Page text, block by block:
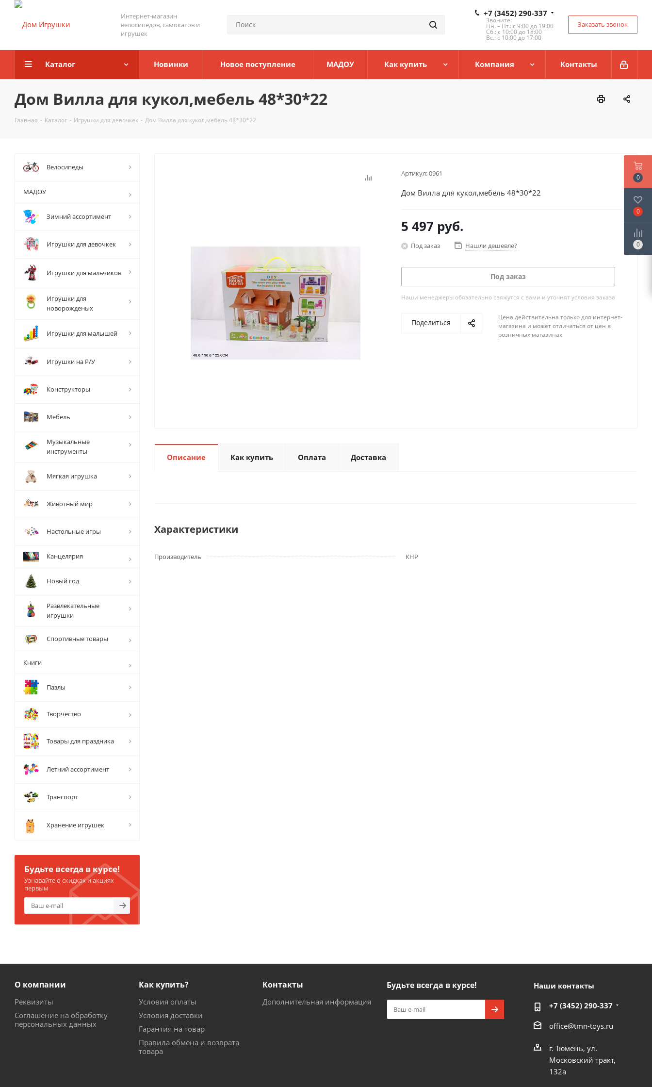
Интернет-магазин
велосипедов, самокатов и
игрушек
+7 (3452) 290-337
Звоните:
Пн. – Пт.: с 9:00 до 19:00
Сб.: с 10:00 до 18:00
Вс.: с 10:00 до 17:00
Заказать звонок
Каталог Новинки Новое поступление МАДОУ Как купить Компания Контакты
Дом Вилла для кукол,мебель 48*30*22
Главная - Каталог - Игрушки для девочкек - Дом Вилла для кукол,мебель 48*30*22
Артикул:0961
Дом Вилла для кукол,мебель 48*30*22
5 497 руб.
Под заказ Нашли дешевле?
Под заказ
Наши менеджеры обязательно свяжутся с вами и уточнят условия заказа
Поделиться
Цена действительна только для интернет-
магазина и может отличаться от цен в
розничных магазинах
Описание Как купить Оплата Доставка
Характеристики
Производитель КНР
Велосипеды
МАДОУ
Зимний ассортимент
Игрушки для девочкек
Игрушки для мальчиков
Игрушки для
новорожденых
Игрушки для малышей
Игрушки на Р/У
Конструкторы
Мебель
Музыкальные
инструменты
Мягкая игрушка
Животный мир
Настольные игры
Канцелярия
Новый год
Развлекательные
игрушки
Спортивные товары
Книги
Пазлы
Творчество
Товары для праздника
Летний ассортимент
Транспорт
Хранение игрушек
Будьте всегда в курсе!
Узнавайте о скидках и акциях
первым
О компании
Реквизиты
Соглашение на обработку
персональных данных
Как купить?
Условия оплаты
Условия доставки
Гарантия на товар
Правила обмена и возврата
товара
Контакты
Дополнительная информация
Будьте всегда в курсе! Наши контакты
+7 (3452) 290-337
office@tmn-toys.ru
г. Тюмень, ул.
Московский тракт,
132а
0
0
0